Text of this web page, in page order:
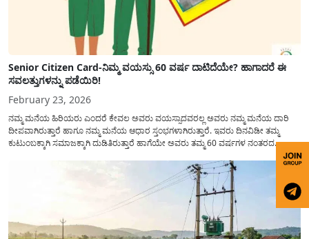
Senior Citizen Card-ನಿಮ್ಮ ವಯಸ್ಸು 60 ವರ್ಷ ದಾಟಿದೆಯೇ? ಹಾಗಾದರೆ ಈ
ಸವಲತ್ತುಗಳನ್ನು ಪಡೆಯಿರಿ!
February 23, 2026
ನಮ್ಮ ಮನೆಯ ಹಿರಿಯರು ಎಂದರೆ ಕೇವಲ ಅವರು ವಯಸ್ಸಾದವರಲ್ಲ ಅವರು ನಮ್ಮ ಮನೆಯ ದಾರಿ
ದೀಪವಾಗಿರುತ್ತಾರೆ ಹಾಗೂ ನಮ್ಮ ಮನೆಯ ಆಧಾರ ಸ್ತಂಭಗಳಾಗಿರುತ್ತಾರೆ. ಇವರು ದಿನವಿಡೀ ತಮ್ಮ
ಕುಟುಂಬಕ್ಕಾಗಿ ಸಮಾಜಕ್ಕಾಗಿ ದುಡಿತಿರುತ್ತಾರೆ ಹಾಗೆಯೇ ಅವರು ತಮ್ಮ 60 ವರ್ಷಗಳ ನಂತರದ
ಜೀವನವನ್ನು ನೆಮ್ಮದಿಯಿಂದ ಕಳೆಯಬೇಕೆಂಬುದು ಪ್ರತಿಯೊಬ್ಬರ ಕನಸಾಗಿರುತ್ತದೆ ಆದ್ದರಿಂದ ಸರ್ಕಾರವು